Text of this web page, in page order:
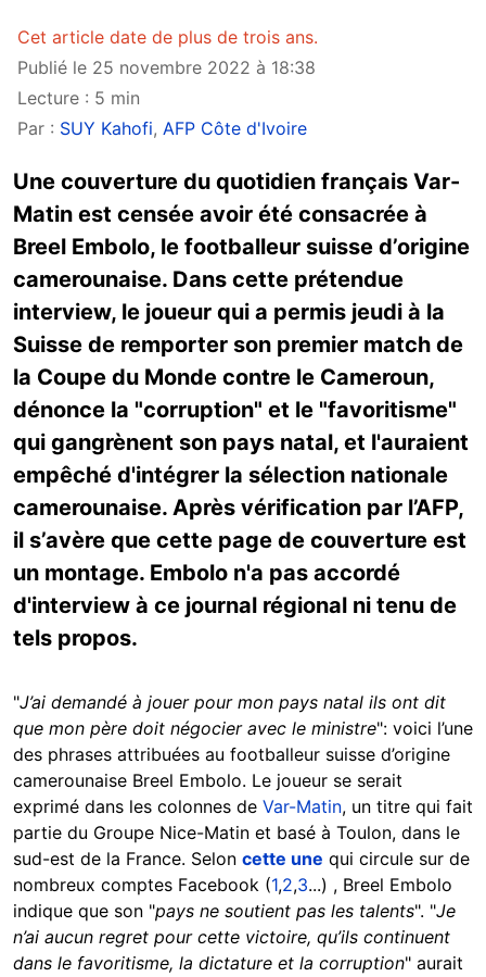
Cet article date de plus de trois ans.
Publié le 25 novembre 2022 à 18:38
Lecture : 5 min
Par : SUY Kahofi, AFP Côte d'Ivoire
Une couverture du quotidien français Var-
Matin est censée avoir été consacrée à
Breel Embolo, le footballeur suisse d’origine
camerounaise. Dans cette prétendue
interview, le joueur qui a permis jeudi à la
Suisse de remporter son premier match de
la Coupe du Monde contre le Cameroun,
dénonce la "corruption" et le "favoritisme"
qui gangrènent son pays natal, et l'auraient
empêché d'intégrer la sélection nationale
camerounaise. Après vérification par l’AFP,
il s’avère que cette page de couverture est
un montage. Embolo n'a pas accordé
d'interview à ce journal régional ni tenu de
tels propos.
"J’ai demandé à jouer pour mon pays natal ils ont dit
que mon père doit négocier avec le ministre": voici l’une
des phrases attribuées au footballeur suisse d’origine
camerounaise Breel Embolo. Le joueur se serait
exprimé dans les colonnes de Var-Matin, un titre qui fait
partie du Groupe Nice-Matin et basé à Toulon, dans le
sud-est de la France. Selon cette une qui circule sur de
nombreux comptes Facebook (1,2,3...) , Breel Embolo
indique que son "pays ne soutient pas les talents". "Je
n’ai aucun regret pour cette victoire, qu’ils continuent
dans le favoritisme, la dictature et la corruption" aurait